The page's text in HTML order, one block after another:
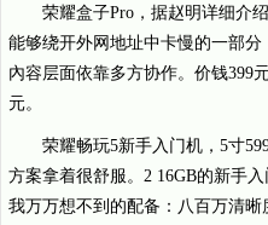
荣耀盒子Pro，据赵明详细介
能够绕开外网地址中卡慢的一部分
內容层面依靠多方协作。价钱399
元。
荣耀畅玩5新手入门机，5寸
方案拿着很舒服。2 16GB的新手
我万万想不到的配备：八百万清